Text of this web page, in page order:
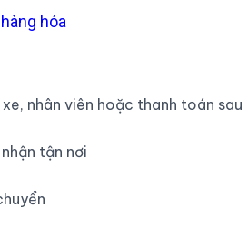
hóa
nhân viên hoặc thanh toán sau
tận nơi